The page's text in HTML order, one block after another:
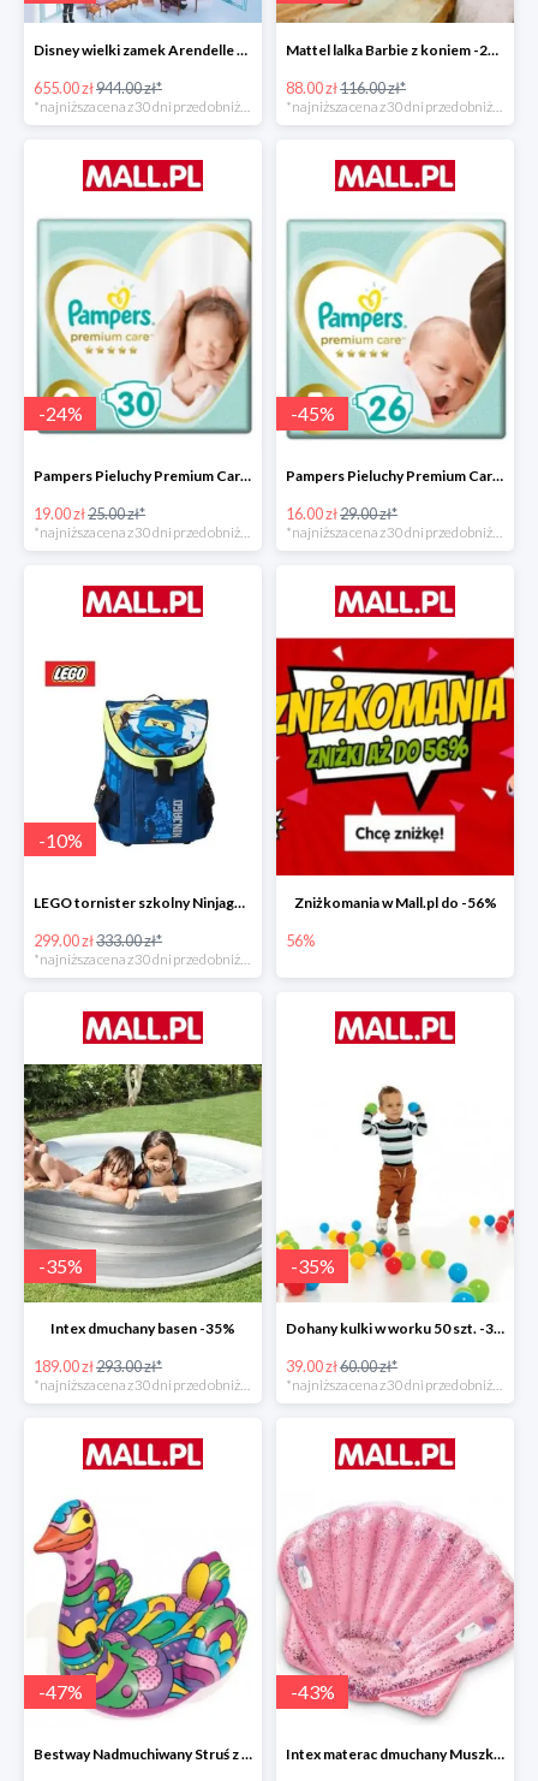
Disney wielki zamek Arendelle Frozen 2 -30%
655.00 zł944.00 zł*
Mattel lalka Barbie z koniem -24%
88.00 zł116.00 zł*
-24%
Pampers Pieluchy Premium Care 0 Newborn -24%
19.00 zł25.00 zł*
*najniższa cena z 30 dni przed obniżką
-45%
Pampers Pieluchy Premium Care 1 Newborn -44%
16.00 zł29.00 zł*
*najniższa cena z 30 dni przed obniżką
-10%
LEGO tornister szkolny Ninjago JAY of Lightning Easy
299.00 zł333.00 zł*
Zniżkomania w Mall.pl do -56%
56%
-35%
Intex dmuchany basen -35%
189.00 zł293.00 zł*
-35%
Dohany kulki w worku 50 szt. -35%
39.00 zł60.00 zł*
-47%
Bestway Nadmuchiwany Struś z uchwytami -47%
-43%
Intex materac dmuchany Muszka -42%